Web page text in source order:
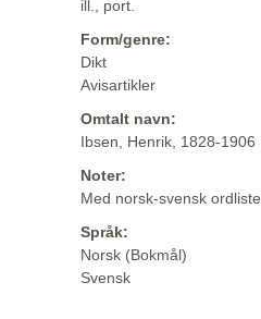
ill., port.
Form/genre:
Dikt
Avisartikler
Omtalt navn:
Ibsen, Henrik, 1828-1906
Noter:
Med norsk-svensk ordliste
Språk:
Norsk (Bokmål)
Svensk